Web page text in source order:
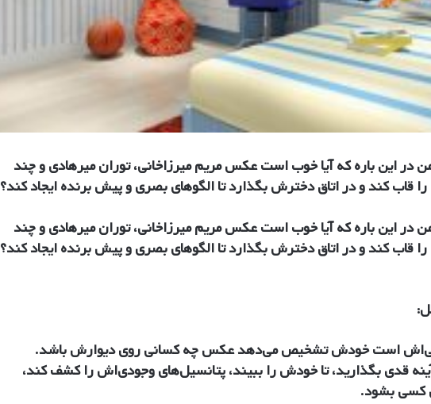
در این باره که آیا خوب است عکس مریم میرزاخانی، توران میرهادی و چند
قاب کند و در اتاق دخترش بگذارد تا الگوهای بصری و پیش برنده ایجاد کند؟
در این باره که آیا خوب است عکس مریم میرزاخانی، توران میرهادی و چند
قاب کند و در اتاق دخترش بگذارد تا الگوهای بصری و پیش برنده ایجاد کند؟
قدی بگذارید، تا خودش را ببیند، پتانسیل‌های وجودی‌اش را کشف کند،
کسی بشود.